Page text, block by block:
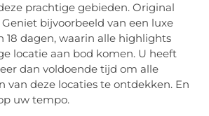
prachtige gebieden. Original
bijvoorbeeld van een luxe
18 dagen, waarin alle highlights
locatie aan bod komen. U heeft
dan voldoende tijd om alle
van deze locaties te ontdekken. En
uw tempo.